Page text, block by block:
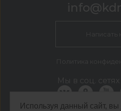
Используя данный сайт, вы
Написать
Политика
Мы в соц. сетях